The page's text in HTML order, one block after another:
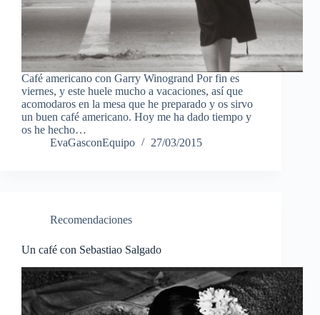
Café americano con Garry Winogrand Por fin es
viernes, y este huele mucho a vacaciones, así que
acomodaros en la mesa que he preparado y os sirvo
un buen café americano. Hoy me ha dado tiempo y
os he hecho…
EvaGasconEquipo
27/03/2015
Recomendaciones
Un café con Sebastiao Salgado